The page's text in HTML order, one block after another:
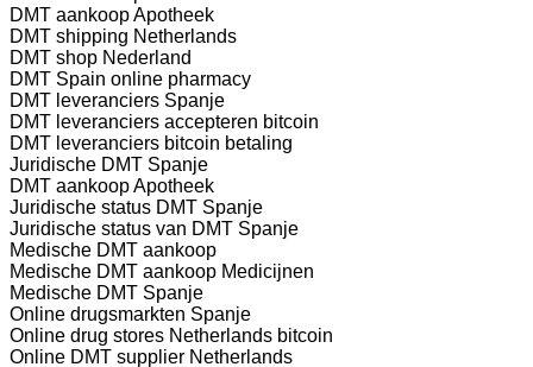
DMT aankoop Apotheek
DMT shipping Netherlands
DMT shop Nederland
DMT Spain online pharmacy
DMT leveranciers Spanje
DMT leveranciers accepteren bitcoin
DMT leveranciers bitcoin betaling
Juridische DMT Spanje
DMT aankoop Apotheek
Juridische status DMT Spanje
Juridische status van DMT Spanje
Medische DMT aankoop
Medische DMT aankoop Medicijnen
Medische DMT Spanje
Online drugsmarkten Spanje
Online drug stores Netherlands bitcoin
Online DMT supplier Netherlands